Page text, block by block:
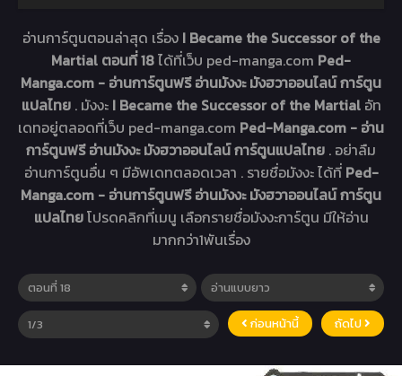
อ่านการ์ตูนตอนล่าสุด เรื่อง I Became the Successor of the
Martial ตอนที่ 18ได้ที่เว็บ ped-manga.com Ped-
Manga.com - อ่านการ์ตูนฟรี อ่านมังงะ มังฮวาออนไลน์ การ์ตูน
แปลไทย . มังงะ I Became the Successor of the Martial อัท
เดทอยู่ตลอดที่เว็บ ped-manga.com Ped-Manga.com - อ่าน
การ์ตูนฟรี อ่านมังงะ มังฮวาออนไลน์ การ์ตูนแปลไทย . อย่าลืม
อ่านการ์ตูนอื่น ๆ มีอัพเดทตลอดเวลา . รายชื่อมังงะ ได้ที่ Ped-
Manga.com - อ่านการ์ตูนฟรี อ่านมังงะ มังฮวาออนไลน์ การ์ตูน
แปลไทยโปรดคลิกที่เมนู เลือกรายชื่อมังงะการ์ตูน มีให้อ่าน
มากกว่า1พันเรื่อง
ก่อนหน้านี้ ถัดไป